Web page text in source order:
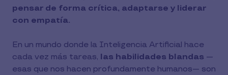
pensar de forma crítica, adaptarse y liderar
con empatía.
En un mundo donde la Inteligencia Artificial hace
cada vez más tareas, las habilidades blandas —
esas que nos hacen profundamente humanos— son